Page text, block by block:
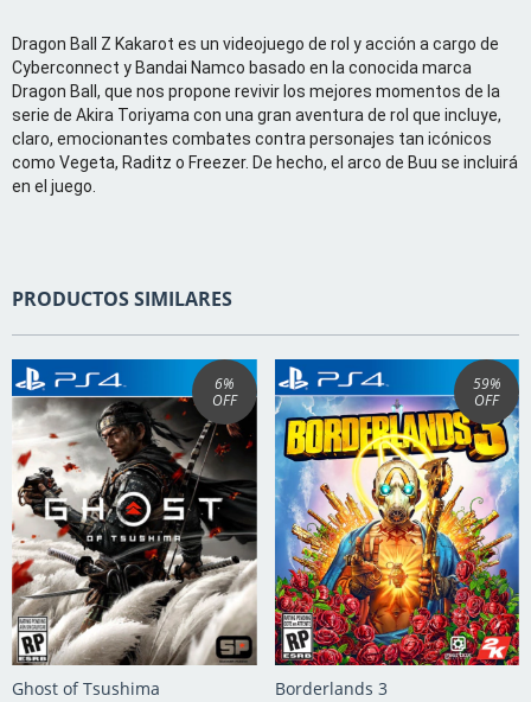
Dragon Ball Z Kakarot es un videojuego de rol y acción a cargo de
Cyberconnect y Bandai Namco basado en la conocida marca
Dragon Ball, que nos propone revivir los mejores momentos de la
serie de Akira Toriyama con una gran aventura de rol que incluye,
claro, emocionantes combates contra personajes tan icónicos
como Vegeta, Raditz o Freezer. De hecho, el arco de Buu se incluirá
en el juego.
PRODUCTOS SIMILARES
6%
OFF
Ghost of Tsushima
59%
OFF
Borderlands 3